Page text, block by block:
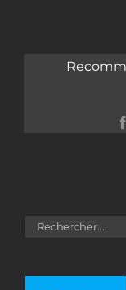
Rechercher: